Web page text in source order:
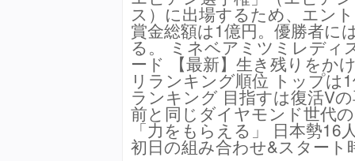
ス）に出場するため、エン
賞金総額は1億円。優勝者に
る。 ミネベアミツミレデ
ード 【最新】生き残りをか
リランキング順位 トップ
ランキング 目指すは復活V
前と同じダイヤモンド世代
「力をもらえる」 日本勢
初日の組み合わせ&スタート